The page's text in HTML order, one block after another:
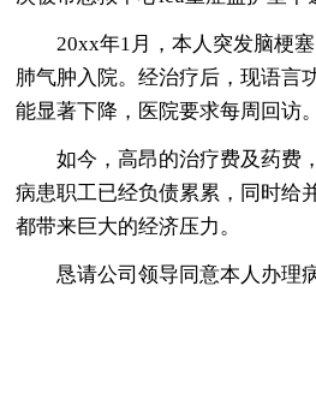
20xx年1月，本人突发脑梗塞
肺气肿入院。经治疗后，现语言
能显著下降，医院要求每周回访。
如今，高昂的治疗费及药费
病患职工已经负债累累，同时给
都带来巨大的经济压力。
恳请公司领导同意本人办理病